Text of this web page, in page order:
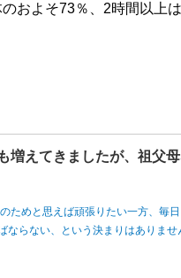
およそ73％、2時間以上
増えてきましたが、祖父
ためと思えば頑張りたい一方、毎
ならない、という決まりはありませ